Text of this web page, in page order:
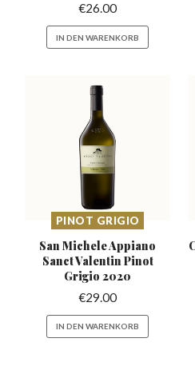
€26.00
IN DEN WARENKORB
PINOT GRIGIO
San Michele Appiano
Sanct Valentin Pinot
Grigio 2020
€29.00
IN DEN WARENKORB